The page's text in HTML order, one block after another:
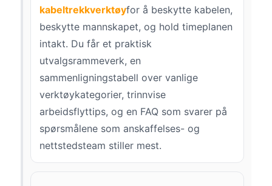
kabeltrekkverktøyfor å beskytte kabelen,
beskytte mannskapet, og hold timeplanen
intakt. Du får et praktisk
utvalgsrammeverk, en
sammenligningstabell over vanlige
verktøykategorier, trinnvise
arbeidsflyttips, og en FAQ som svarer på
spørsmålene som anskaffelses- og
nettstedsteam stiller mest.